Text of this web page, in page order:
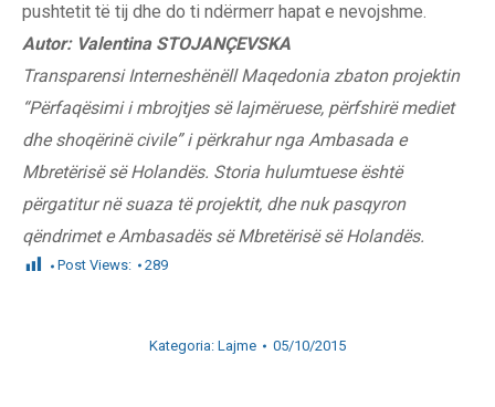
pushtetit të tij dhe do ti ndërmerr hapat e nevojshme.
Autor: Valentina STOJANÇEVSKA
Transparensi Interneshënëll Maqedonia zbaton projektin
“Përfaqësimi i mbrojtjes së lajmëruese, përfshirë mediet
dhe shoqërinë civile” i përkrahur nga Ambasada e
Mbretërisë së Holandës. Storia hulumtuese është
përgatitur në suaza të projektit, dhe nuk pasqyron
qëndrimet e Ambasadës së Mbretërisë së Holandës.
Post Views: 289
Kategoria: Lajme 05/10/2015